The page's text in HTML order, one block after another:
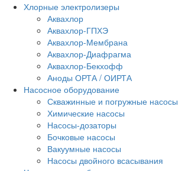
Хлорные электролизеры
Аквахлор
Аквахлор-ГПХЭ
Аквахлор-Мембрана
Аквахлор-Диафрагма
Аквахлор-Бекхофф
Аноды ОРТА / ОИРТА
Насосное оборудование
Скважинные и погружные насосы
Химические насосы
Насосы-дозаторы
Бочковые насосы
Вакуумные насосы
Насосы двойного всасывания